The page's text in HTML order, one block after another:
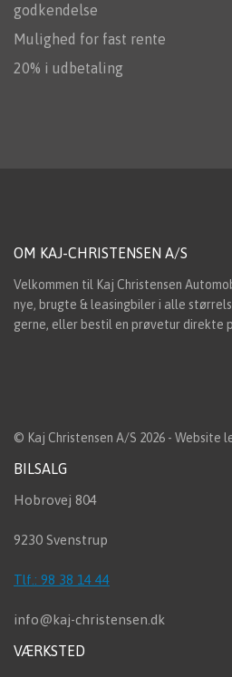
godkendelse
Mulighed for fast rente
20% i udbetaling
OM KAJ-CHRISTENSEN A/S
Velkommen til Kaj Christensen
nye, brugte & leasingbiler i alle
gerne, eller bestil en prøvetur direkte
© Kaj Christensen A/S 2026 - Website
BILSALG
Hobrovej 804
9230 Svenstrup
Tlf.: 98 38 14 44
info@kaj-christensen.dk
VÆRKSTED